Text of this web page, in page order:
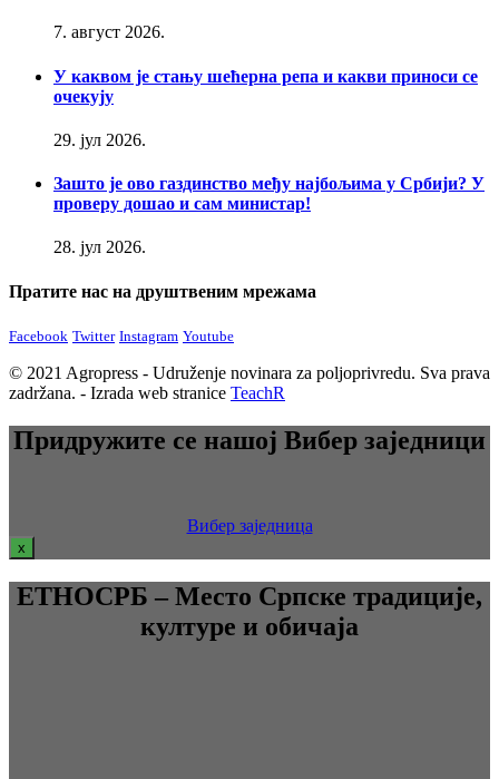
7. август 2026.
У каквом је стању шећерна репа и какви приноси се
очекују
29. јул 2026.
Зашто је ово газдинство међу најбољима у Србији? У
проверу дошао и сам министар!
28. јул 2026.
Пратите нас на друштвеним мрежама
Facebook Twitter Instagram Youtube
© 2021 Agropress - Udruženje novinara za poljoprivredu. Sva prava
zadržana. - Izrada web stranice TeachR
Придружите се нашој Вибер заједници
Вибер заједница
x
ЕТНОСРБ – Место Српске традиције,
културе и обичаја